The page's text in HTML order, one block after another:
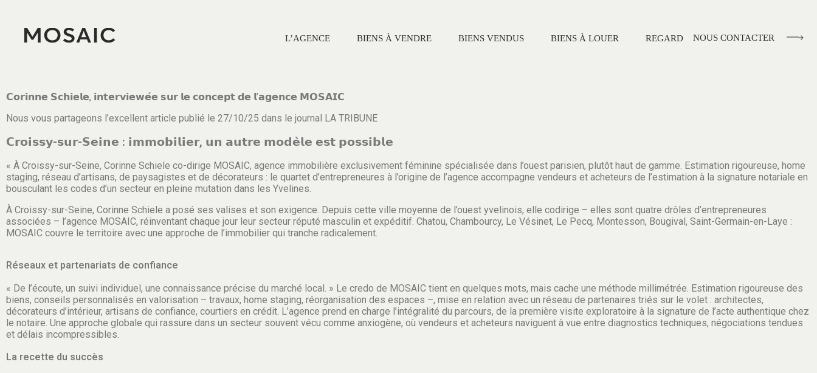
L’AGENCE BIENS À VENDRE BIENS VENDUS BIENS À LOUER REGARD NOUS CONTACTER
𝗖𝗼𝗿𝗶𝗻𝗻𝗲 𝗦𝗰𝗵𝗶𝗲𝗹𝗲, 𝗶𝗻𝘁𝗲𝗿𝘃𝗶𝗲𝘄𝗲́𝗲 𝘀𝘂𝗿 𝗹𝗲 𝗰𝗼𝗻𝗰𝗲𝗽𝘁 𝗱𝗲 𝗹’𝗮𝗴𝗲𝗻𝗰𝗲 𝗠𝗢𝗦𝗔𝗜𝗖
Nous vous partageons l’excellent article publié le 27/10/25 dans le journal LA TRIBUNE
𝗖𝗿𝗼𝗶𝘀𝘀𝘆-𝘀𝘂𝗿-𝗦𝗲𝗶𝗻𝗲 : 𝗶𝗺𝗺𝗼𝗯𝗶𝗹𝗶𝗲𝗿, 𝘂𝗻 𝗮𝘂𝘁𝗿𝗲 𝗺𝗼𝗱𝗲̀𝗹𝗲 𝗲𝘀𝘁 𝗽𝗼𝘀𝘀𝗶𝗯𝗹𝗲
« À Croissy-sur-Seine, Corinne Schiele co-dirige MOSAIC, agence immobilière exclusivement féminine spécialisée dans l’ouest parisien, plutôt haut de gamme. Estimation rigoureuse, home
staging, réseau d’artisans, de paysagistes et de décorateurs : le quartet d’entrepreneures à l’origine de l’agence accompagne vendeurs et acheteurs de l’estimation à la signature notariale en
bousculant les codes d’un secteur en pleine mutation dans les Yvelines.
À Croissy-sur-Seine, Corinne Schiele a posé ses valises et son exigence. Depuis cette ville moyenne de l’ouest yvelinois, elle codirige – elles sont quatre drôles d’entrepreneures
associées – l’agence MOSAIC, réinventant chaque jour leur secteur réputé masculin et expéditif. Chatou, Chambourcy, Le Vésinet, Le Pecq, Montesson, Bougival, Saint-Germain-en-Laye :
MOSAIC couvre le territoire avec une approche de l’immobilier qui tranche radicalement.
Réseaux et partenariats de confiance
« De l’écoute, un suivi individuel, une connaissance précise du marché local. » Le credo de MOSAIC tient en quelques mots, mais cache une méthode millimétrée. Estimation rigoureuse des
biens, conseils personnalisés en valorisation – travaux, home staging, réorganisation des espaces –, mise en relation avec un réseau de partenaires triés sur le volet : architectes,
décorateurs d’intérieur, artisans de confiance, courtiers en crédit. L’agence prend en charge l’intégralité du parcours, de la première visite exploratoire à la signature de l’acte authentique chez
le notaire. Une approche globale qui rassure dans un secteur souvent vécu comme anxiogène, où vendeurs et acheteurs naviguent à vue entre diagnostics techniques, négociations tendues
et délais incompressibles.
La recette du succès